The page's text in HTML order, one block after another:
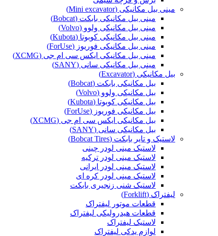
مینی بیل مکانیکی (Mini excavator)
مینی بیل مکانیکی بابکت (Bobcat)
مینی بیل مکانیکی ولوو (Volvo)
مینی بیل مکانیکی کوبوتا (Kubota)
مینی بیل مکانیکی فوریوز (ForUse)
مینی بیل مکانیکی ایکس سی ام جی (XCMG)
مینی بیل مکانیکی سانی (SANY)
بیل مکانیکی (Excavator)
بیل مکانیکی بابکت (Bobcat)
بیل مکانیکی ولوو (Volvo)
بیل مکانیکی کوبوتا (Kubota)
بیل مکانیکی فوریوز (ForUse)
بیل مکانیکی ایکس سی ام جی (XCMG)
بیل مکانیکی سانی (SANY)
لاستیک و تایر بابکت (Bobcat Tires)
لاستیک مینی لودر چینی
لاستیک مینی لودر ترکیه
لاستیک مینی لودر ایرانی
لاستیک مینی لودر کره ای
لاستیک شنی زنجیری بابکت
لیفتراک (Forklift)
قطعات موتور لیفتراک
قطعات هیدرولیکی لیفتراک
لاستیک لیفتراک
لوازم یدکی لیفتراک